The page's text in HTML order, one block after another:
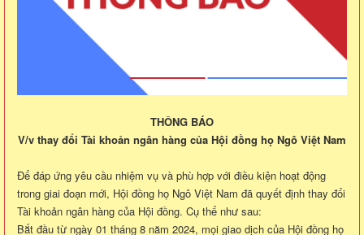
THÔNG BÁO
V/v thay đổi Tài khoản ngân hàng của Hội đồng họ Ngô Việt Nam
Để đáp ứng yêu cầu nhiệm vụ và phù hợp với điều kiện hoạt động
trong giai đoạn mới, Hội đồng họ Ngô Việt Nam đã quyết định thay đổi
Tài khoản ngân hàng của Hội đồng. Cụ thể như sau:
Bắt đầu từ ngày 01 tháng 8 năm 2024, mọi giao dịch của Hội đồng họ